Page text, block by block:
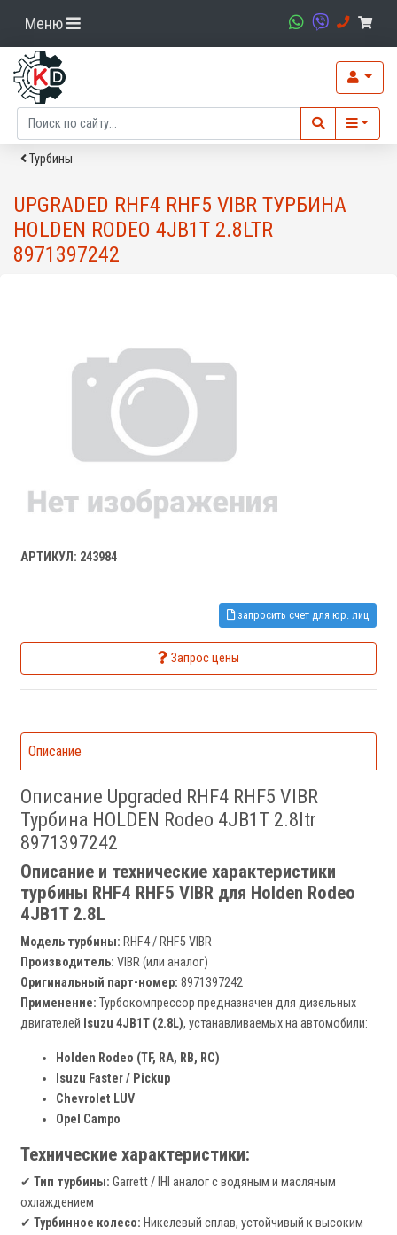
Меню
Турбины
UPGRADED RHF4 RHF5 VIBR ТУРБИНА
HOLDEN RODEO 4JB1T 2.8LTR
8971397242
АРТИКУЛ: 243984
запросить счет для юр. лиц
Запрос цены
Описание
Описание Upgraded RHF4 RHF5 VIBR
Турбина HOLDEN Rodeo 4JB1T 2.8ltr
8971397242
Описание и технические характеристики
турбины RHF4 RHF5 VIBR для Holden Rodeo
4JB1T 2.8L
Модель турбины: RHF4 / RHF5 VIBR
Производитель: VIBR (или аналог)
Оригинальный парт-номер: 8971397242
Применение: Турбокомпрессор предназначен для дизельных
двигателей Isuzu 4JB1T (2.8L), устанавливаемых на автомобили:
Holden Rodeo (TF, RA, RB, RC)
Isuzu Faster / Pickup
Chevrolet LUV
Opel Campo
Технические характеристики:
✔ Тип турбины: Garrett / IHI аналог с водяным и масляным
охлаждением
✔ Турбинное колесо: Никелевый сплав, устойчивый к высоким